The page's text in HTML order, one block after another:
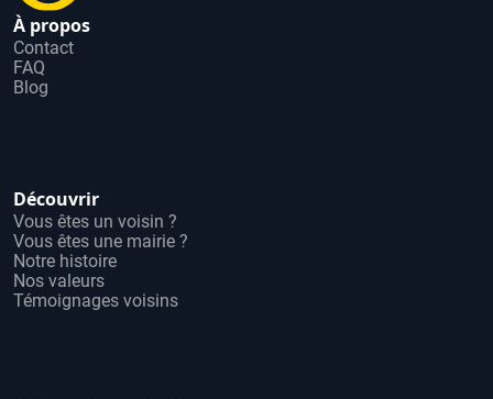
À propos
Contact
FAQ
Blog
Découvrir
Vous êtes un voisin ?
Vous êtes une mairie ?
Notre histoire
Nos valeurs
Témoignages voisins